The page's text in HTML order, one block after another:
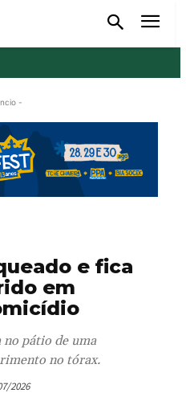
-
e fica
em
pátio de uma
no tórax.
2026